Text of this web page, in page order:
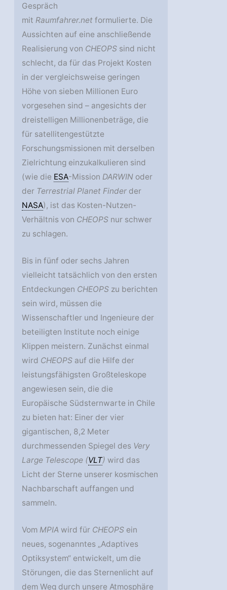
Gespräch
mitRaumfahrer.net formulierte. Die
Aussichten auf eine anschließende
Realisierung von CHEOPS sind nicht
schlecht, da für das Projekt Kosten
in der vergleichsweise geringen
Höhe von sieben Millionen Euro
vorgesehen sind – angesichts der
dreistelligen Millionenbeträge, die
für satellitengestützte
Forschungsmissionen mit derselben
Zielrichtung einzukalkulieren sind
(wie die ESA-MissionDARWIN oder
der Terrestrial Planet Finder der
NASA), ist das Kosten-Nutzen-
Verhältnis von CHEOPS nur schwer
zu schlagen.
Bis in fünf oder sechs Jahren
vielleicht tatsächlich von den ersten
Entdeckungen CHEOPS zu berichten
sein wird, müssen die
Wissenschaftler und Ingenieure der
beteiligten Institute noch einige
Klippen meistern. Zunächst einmal
wird CHEOPS auf die Hilfe der
leistungsfähigsten Großteleskope
angewiesen sein, die die
Europäische Südsternwarte in Chile
zu bieten hat: Einer der vier
gigantischen, 8,2 Meter
durchmessenden Spiegel des Very
Large Telescope (VLT) wird das
Licht der Sterne unserer kosmischen
Nachbarschaft auffangen und
sammeln.
Vom MPIA wird für CHEOPS ein
neues, sogenanntes „Adaptives
Optiksystem“ entwickelt, um die
Störungen, die das Sternenlicht auf
dem Weg durch unsere Atmosphäre